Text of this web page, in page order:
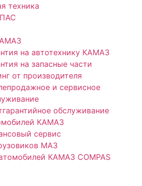
техника
на автотехнику КАМАЗ
на запасные части
от производителя
и сервисное
обслуживание
КАМАЗ
сервис
МАЗ
КАМАЗ COMPAS